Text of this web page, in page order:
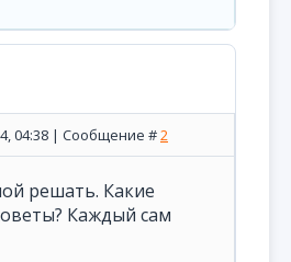
04:38 | Сообщение #2
решать. Какие
Каждый сам